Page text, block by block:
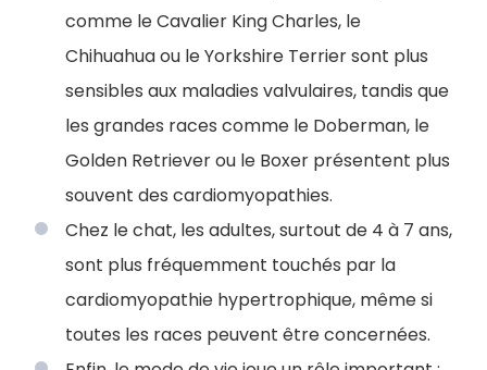
comme le Cavalier King Charles, le
Chihuahua ou le Yorkshire Terrier sont plus
sensibles aux maladies valvulaires, tandis que
les grandes races comme le Doberman, le
Golden Retriever ou le Boxer présentent plus
souvent des cardiomyopathies.
Chez le chat, les adultes, surtout de 4 à 7 ans,
sont plus fréquemment touchés par la
cardiomyopathie hypertrophique, même si
toutes les races peuvent être concernées.